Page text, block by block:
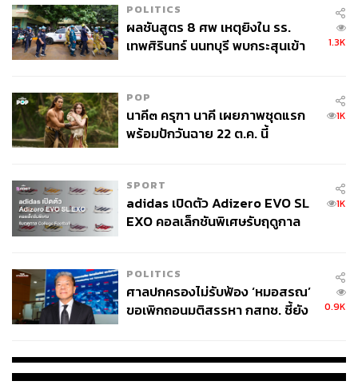
รวมถึงข้อมูลเรื่องฝุ่นเกินค่ามาตรฐาน ให้เห็นภาพว่ามี
ประเด็นอะไรบ้างที่น่าสนใจ เป็นเรื่องที่ผู้สมัครรับเลือกตั้ง ต้อง
ตอบคำถาม
ผู้ว่าฯ กทม. มีความสำคัญทางการเมืองสูง ก่อนปี 2540 เป็น
นักการเมืองซึ่งมีเขตเลือกตั้งใหญ่สุดในประเทศ ก่อนการ
เลือกตั้งทั่วไปจะใช้ระบบปาร์ตี้ลิสต์ ส่วนใหญ่ผู้ว่าฯ กทม. จะ
อีกอย่างที่สำคัญคือ มายาคติเรื่อง ‘ผู้สมัครอิสระ’ ตั้งแต่ปี
2518 จนถึงปัจจุบัน มีเพียง พล.ต. จำลอง ศรีเมือง ในการเลือก
ตั้ง 2528 และ ดร.พิจิตต รัตตกุล ในปี 2539 ที่ได้รับการเลือก
แล้วว่า ผู้สมัครเหล่านั้นได้รับการสนับสนุนจาก
พรรคการเมืองบางพรรคที่ตัดสินใจไม่ส่งผู้มัครในครั้งนั้น
ดร.พิจิตต รอบนั้น ในด้านตรงข้ามคือ ประชาธิปัตย์ไม่ส่ง แต่ก็
POLITICS
ผลชันสูตร 8 ศพ เหตุยิงใน รร.
เทพศิรินทร์ นนทบุรี พบกระสุนเข้า
1.3K
POP
นาคี๓ ครุฑา นาคี เผยภาพชุดแรก
พร้อมปักวันฉาย 22 ต.ค. นี้
1K
SPORT
adidas เปิดตัว Adizero EVO SL
EXO คอลเล็กชันพิเศษรับฤดูกาล
1K
POLITICS
ศาลปกครองไม่รับฟ้อง ‘หมอสรณ’
ขอเพิกถอนมติสรรหา กสทช. ชี้ยัง
0.9K